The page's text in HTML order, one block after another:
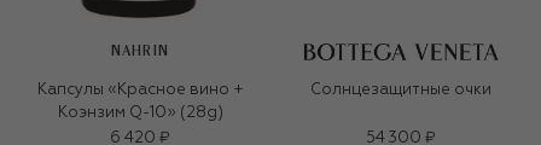
NAHRIN
Капсулы «Красное вино +
Коэнзим Q-10» (28g)
6 420 ₽
Солнцезащитные очки
54 300 ₽